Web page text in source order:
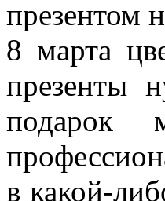
презентом
8 марта
презенты
подарок
в какой-